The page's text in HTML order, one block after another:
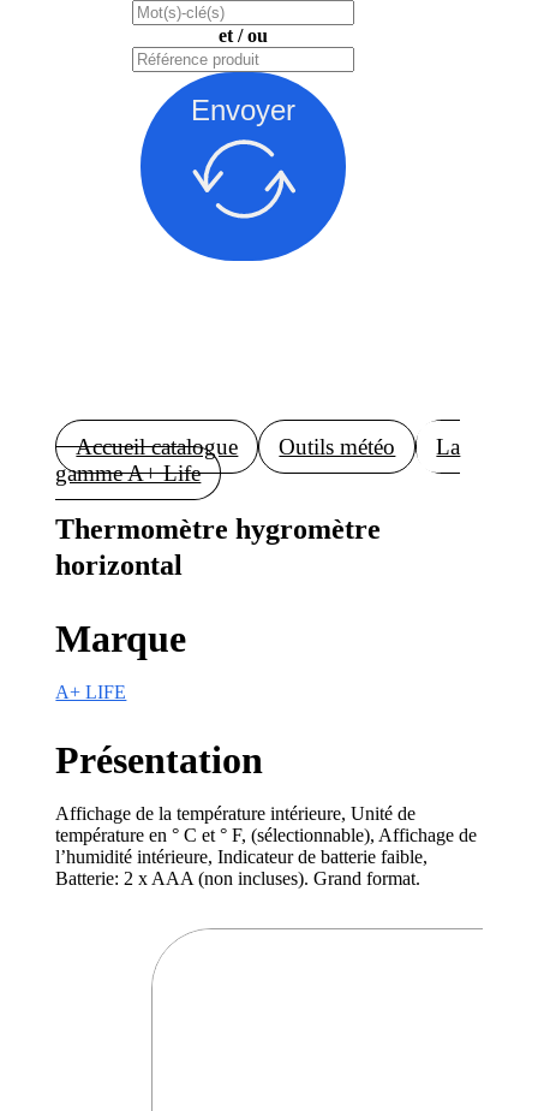
et / ou
Envoyer
Accueil catalogue Outils météo
La
gamme A+ Life
Thermomètre hygromètre
horizontal
Marque
A+ LIFE
Présentation
Affichage de la température intérieure, Unité de
température en ° C et ° F, (sélectionnable), Affichage de
l’humidité intérieure, Indicateur de batterie faible,
Batterie: 2 x AAA (non incluses). Grand format.